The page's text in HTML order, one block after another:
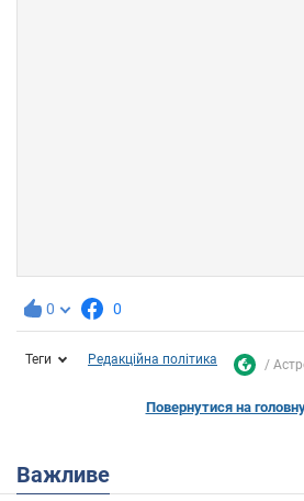
0 0
Теги Редакційна політика
Повернутися на
Важливе